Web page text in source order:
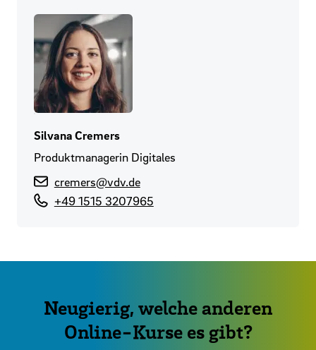
Silvana Cremers
Produktmanagerin Digitales
cremers@vdv.de
+49 1515 3207965
Neugierig, welche anderen
Online-Kurse es gibt?